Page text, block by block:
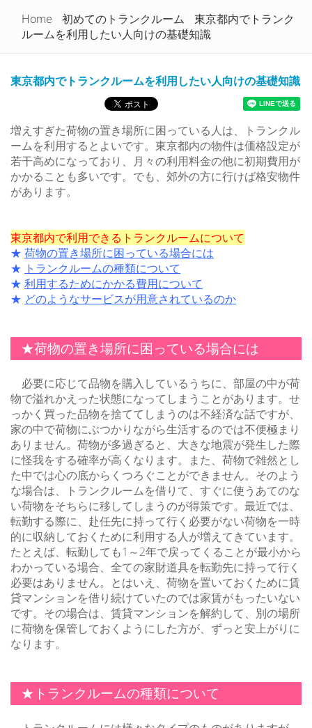
トランクルームを徹底比較！
Home 初めてのトランクルーム
東京都内でトランク
ルームを利用したい人向けの基礎知識
東京都内でトランクルームを利用したい人向けの基礎知識
増えすぎた荷物の置き場所に困っている人は、トランクル
ームを利用するとよいです。東京都内の物件は価格設定が
若干高めになっており、月々の利用料金の他に初期費用が
かかることも多いです。でも、郊外の方に行けば格安物件
があります。
東京都内で利用できるトランクルームについて
★ 荷物の置き場所に困っている場合には
★ トランクルームの種類について
★ 利用するためにかかる費用について
★ どのようなサービスが用意されているのか
★荷物の置き場所に困っている場合には
必要に応じて品物を購入しているうちに、部屋の中が荷
物で溢れかえった状態になってしまうことがあります。せ
っかく買った品物を捨ててしまうのは不経済な話ですが、
家の中で荷物にぶつかりながら生活するのでは不便極まり
ありません。荷物が多過ぎると、大きな地震が発生した際
に怪我をする確率が高くなります。また、荷物で雑然とし
た中では心の底からくつろぐことができません。そのよう
な場合は、トランクルームを借りて、すぐに使うあてのな
い荷物をそちらに移してしまうのが得策です。最近では、
転勤する際に、赴任先に持って行く必要がない荷物を一時
的に収納しておくために利用する人が増えてきています。
たとえば、転勤しても1～2年で戻ってくることが最小から
わかっている場合、全ての家財道具を転勤先に持って行く
必要はありません。とはいえ、荷物を置いておくために賃
貸マンションを借り続けていたのでは家賃がもったいない
です。その場合は、賃貸マンションを解約して、別の場所
に荷物を保管しておくようにした方が、ずっと安上がりに
なります。
★トランクルームの種類について